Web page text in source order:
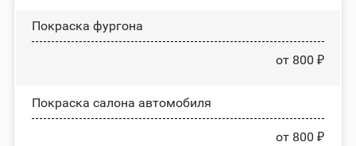
Покраска фургона
от 800 ₽
Покраска салона автомобиля
от 800 ₽